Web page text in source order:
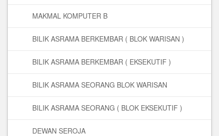
MAKMAL KOMPUTER B
BILIK ASRAMA BERKEMBAR ( BLOK WARISAN )
BILIK ASRAMA BERKEMBAR ( EKSEKUTIF )
BILIK ASRAMA SEORANG BLOK WARISAN
BILIK ASRAMA SEORANG ( BLOK EKSEKUTIF )
DEWAN SEROJA